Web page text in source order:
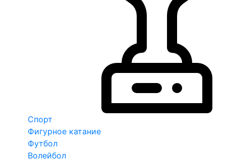
Спорт
Фигурное катание
Футбол
Волейбол